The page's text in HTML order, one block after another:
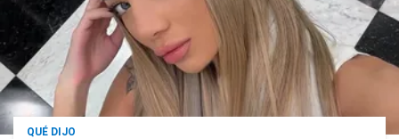
QUÉ DIJO